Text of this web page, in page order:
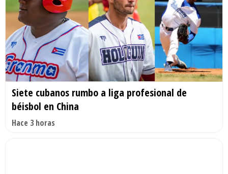
Siete cubanos rumbo a liga profesional de
béisbol en China
Hace 3 horas